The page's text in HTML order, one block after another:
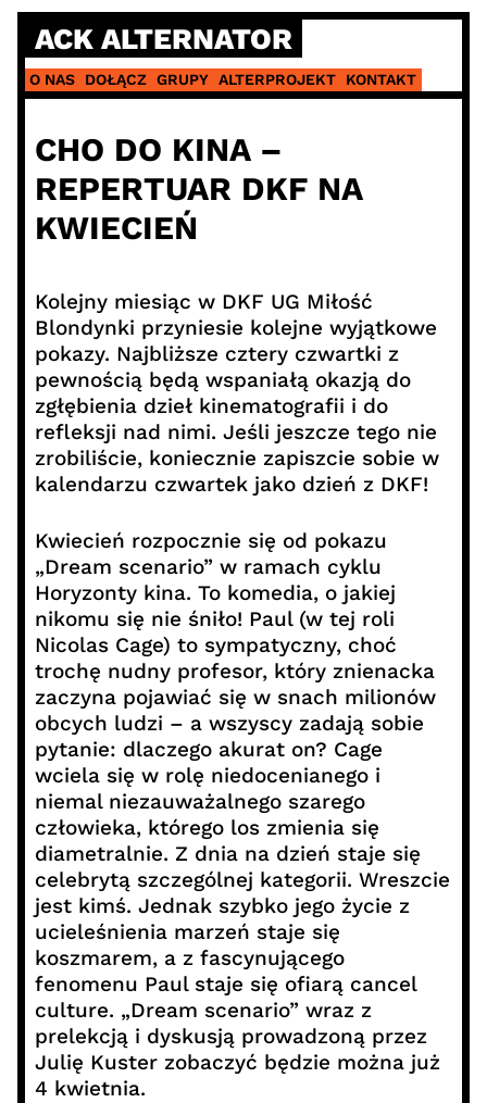
Skip
content
ACK ALTERNATOR
O NAS DOŁĄCZ GRUPY ALTERPROJEKT KONTAKT
CHO DO KINA –
REPERTUAR DKF NA
KWIECIEŃ
Kolejny miesiąc w DKF UG Miłość
Blondynki przyniesie kolejne wyjątkowe
pokazy. Najbliższe cztery czwartki z
pewnością będą wspaniałą okazją do
zgłębienia dzieł kinematografii i do
refleksji nad nimi. Jeśli jeszcze tego nie
zrobiliście, koniecznie zapiszcie sobie w
kalendarzu czwartek jako dzień z DKF!
Kwiecień rozpocznie się od pokazu
„Dream scenario” w ramach cyklu
Horyzonty kina. To komedia, o jakiej
nikomu się nie śniło! Paul (w tej roli
Nicolas Cage) to sympatyczny, choć
trochę nudny profesor, który znienacka
zaczyna pojawiać się w snach milionów
obcych ludzi – a wszyscy zadają sobie
pytanie: dlaczego akurat on? Cage
wciela się w rolę niedocenianego i
niemal niezauważalnego szarego
człowieka, którego los zmienia się
diametralnie. Z dnia na dzień staje się
celebrytą szczególnej kategorii. Wreszcie
jest kimś. Jednak szybko jego życie z
ucieleśnienia marzeń staje się
koszmarem, a z fascynującego
fenomenu Paul staje się ofiarą cancel
culture. „Dream scenario” wraz z
prelekcją i dyskusją prowadzoną przez
Julię Kuster zobaczyć będzie można już
4 kwietnia.